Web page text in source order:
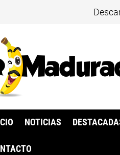
NOTICIAS